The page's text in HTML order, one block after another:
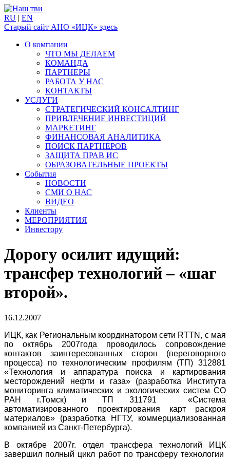
RU | EN
Старый сайт АНО «ИЦК» здесь
О компании
ЧТО МЫ ДЕЛАЕМ
КОМАНДА
ПАРТНЕРЫ
РАБОТА У НАС
КОНТАКТЫ
УСЛУГИ
СТРАТЕГИЧЕСКИЙ КОНСАЛТИНГ
ПРИВЛЕЧЕНИЕ ИНВЕСТИЦИЙ
МАРКЕТИНГ
ФИНАНСОВАЯ АНАЛИТИКА
ПОИСК ПАРТНЕРОВ
ЗАЩИТА ПРАВ ИС
ОБРАЗОВАТЕЛЬНЫЕ ПРОЕКТЫ
События
НОВОСТИ
СМИ О НАС
ВИДЕО
Клиенты
МЕРОПРИЯТИЯ
Инвестору
Дорогу осилит идущий:
трансфер технологий – «шаг
второй».
16.12.2007
ИЦК, как Региональным координатором сети RTTN, с мая
по октябрь 2007года проводилось сопровождение
контактов заинтересованных сторон (переговорного
процесса) по технологическим профилям (ТП) 312881
«Технология и аппаратура поиска и картирования
месторождений нефти и газа» (разработка Института
мониторинга климатических и экологических систем СО
РАН г.Томск) и ТП 311791 «Система
автоматизированного проектирования карт раскроя
материалов» (разработка НГТУ, коммерциализованная
компанией из Санкт-Петербурга).
В октябре 2007г. отдел трансфера технологий ИЦК
завершил полный цикл работ по трансферу технологии